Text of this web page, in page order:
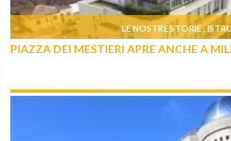
LE NOSTRE STORIE
PIAZZA DEI MESTIERI APRE ANCHE A